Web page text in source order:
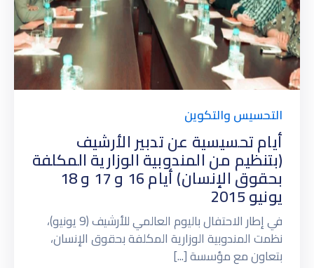
التحسيس والتكوين
أيام تحسيسية عن تدبير الأرشيف
(بتنظيم من المندوبية الوزارية المكلفة
بحقوق الإنسان) أيام 16 و 17 و 18
يونيو 2015
في إطار الاحتفال باليوم العالمي للأرشيف (9 يونيو)،
نظمت المندوبية الوزارية المكلفة بحقوق الإنسان،
بتعاون مع مؤسسة [...]